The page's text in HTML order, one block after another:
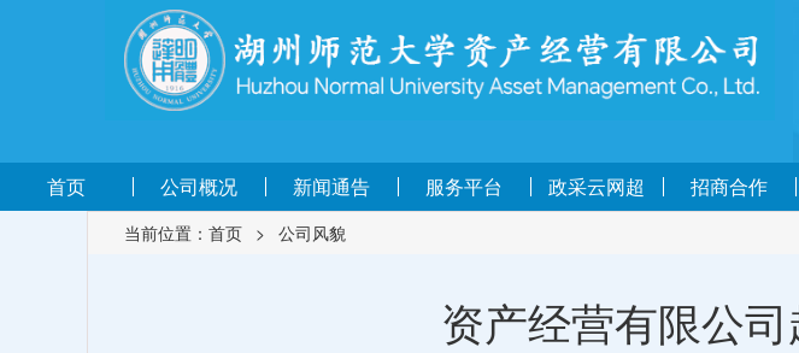
首页 公司概况 新闻通告 服务平台 政采云网超 招商合作
当前位置： 首页 > 公司风貌
资产经营有限公